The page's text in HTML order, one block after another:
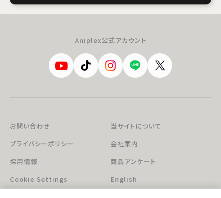
Aniplex公式アカウント
お問い合わせ
当サイトについて
プライバシーポリシー
会社案内
採用情報
商品アンケート
Cookie Settings
English